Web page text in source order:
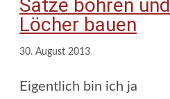
Sätze bohren und
Löcher bauen
30. August 2013
Eigentlich bin ich ja